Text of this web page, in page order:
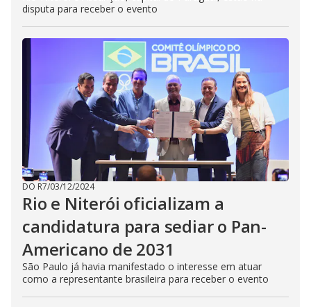
disputa para receber o evento
DO R7/03/12/2024
Rio e Niterói oficializam a
candidatura para sediar o Pan-
Americano de 2031
São Paulo já havia manifestado o interesse em atuar
como a representante brasileira para receber o evento